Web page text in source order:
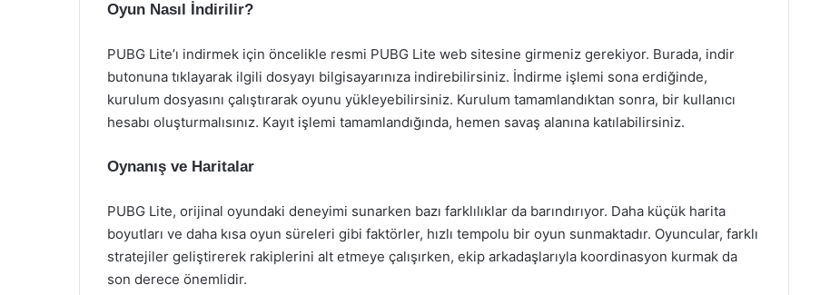
Oyun Nasıl İndirilir?
PUBG Lite’ı indirmek için öncelikle resmi PUBG Lite web sitesine girmeniz gerekiyor. Burada, indir
butonuna tıklayarak ilgili dosyayı bilgisayarınıza indirebilirsiniz. İndirme işlemi sona erdiğinde,
kurulum dosyasını çalıştırarak oyunu yükleyebilirsiniz. Kurulum tamamlandıktan sonra, bir kullanıcı
hesabı oluşturmalısınız. Kayıt işlemi tamamlandığında, hemen savaş alanına katılabilirsiniz.
Oynanış ve Haritalar
PUBG Lite, orijinal oyundaki deneyimi sunarken bazı farklılıklar da barındırıyor. Daha küçük harita
boyutları ve daha kısa oyun süreleri gibi faktörler, hızlı tempolu bir oyun sunmaktadır. Oyuncular, farklı
stratejiler geliştirerek rakiplerini alt etmeye çalışırken, ekip arkadaşlarıyla koordinasyon kurmak da
son derece önemlidir.